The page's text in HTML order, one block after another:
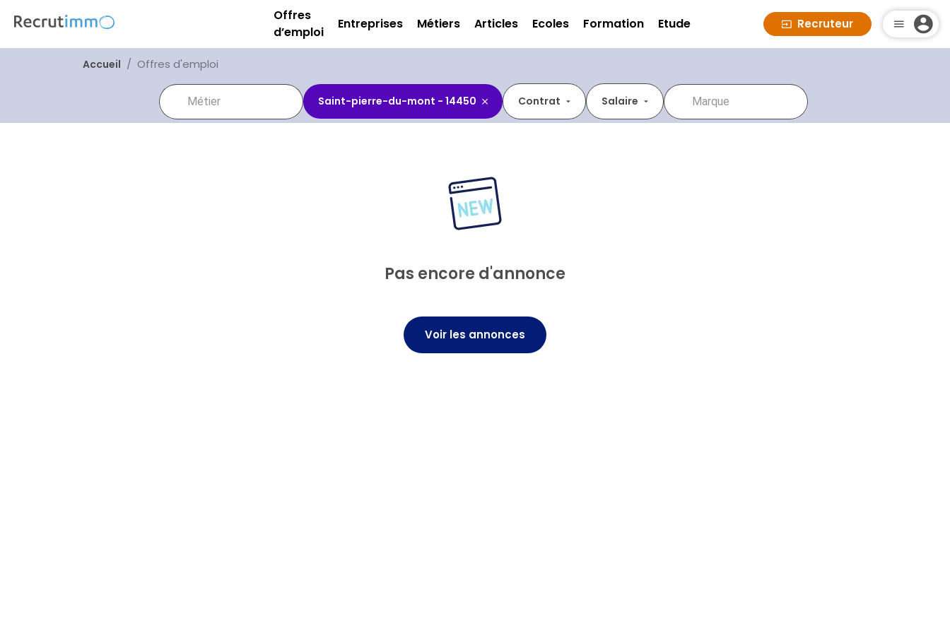
Offres
d’emploi
Entreprises Métiers Articles Ecoles Formation Etude Recruteur
Accueil Offres d'emploi
Saint-pierre-du-mont - 14450 Contrat Salaire
Pas encore d'annonce
Voir les annonces